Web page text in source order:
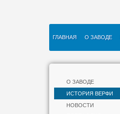
ГЛАВНАЯ О ЗАВОДЕ
О ЗАВОДЕ
ИСТОРИЯ ВЕРФИ
НОВОСТИ